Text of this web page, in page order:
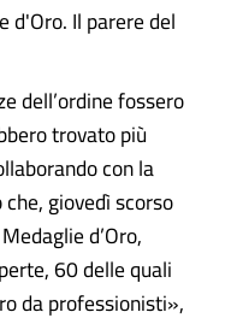
d'Oro. Il parere del
dell’ordine fossero
trovato più
con la
giovedì scorso
d’Oro,
60 delle quali
da professionisti»,